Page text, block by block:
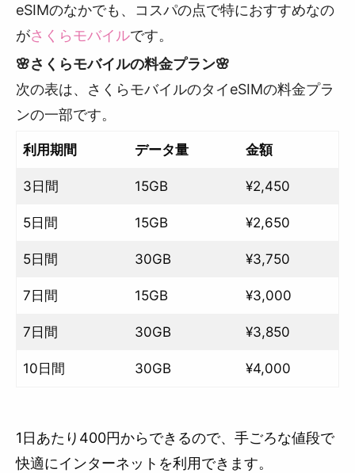
eSIMのなかでも、コスパの点で特におすすめなの
がさくらモバイルです。
🌸さくらモバイルの料金プラン🌸
次の表は、さくらモバイルのタイeSIMの料金プラ
ンの一部です。
利用期間 データ量 金額
3日間 15GB ¥2,450
5日間 15GB ¥2,650
5日間 30GB ¥3,750
7日間 15GB ¥3,000
7日間 30GB ¥3,850
10日間 30GB ¥4,000
1日あたり400円からできるので、手ごろな値段で
快適にインターネットを利用できます。